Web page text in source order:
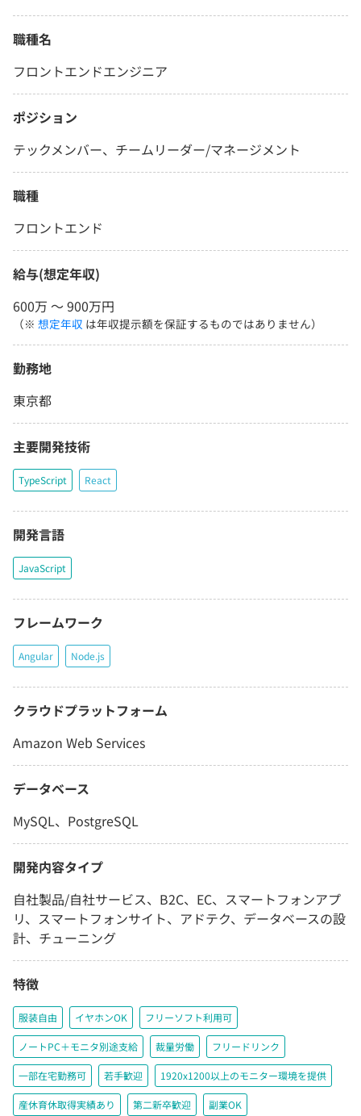
職種名
フロントエンドエンジニア
ポジション
テックメンバー、チームリーダー/マネージメント
職種
フロントエンド
給与(想定年収)
600万 〜 900万円
（※ 想定年収 は年収提示額を保証するものではありません）
勤務地
東京都
主要開発技術
TypeScript React
開発言語
JavaScript
フレームワーク
Angular Node.js
クラウドプラットフォーム
Amazon Web Services
データベース
MySQL、PostgreSQL
開発内容タイプ
自社製品/自社サービス、B2C、EC、スマートフォンアプ
リ、スマートフォンサイト、アドテク、データベースの設
計、チューニング
特徴
服装自由 イヤホンOK フリーソフト利用可
ノートPC＋モニタ別途支給 裁量労働 フリードリンク
一部在宅勤務可 若手歓迎 1920x1200以上のモニター環境を提供
産休育休取得実績あり 第二新卒歓迎 副業OK